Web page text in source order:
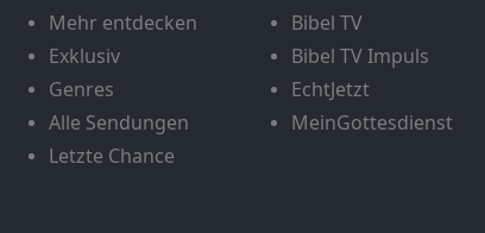
Mehr entdecken
Exklusiv
Genres
Alle Sendungen
Letzte Chance
Bibel TV
Bibel TV Impuls
EchtJetzt
MeinGottesdienst